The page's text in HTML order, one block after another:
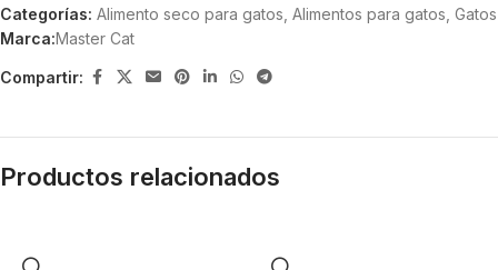
Categorías: Alimento seco para gatos Alimentos para gatos Gatos
Marca:Master Cat
Compartir:
Productos relacionados